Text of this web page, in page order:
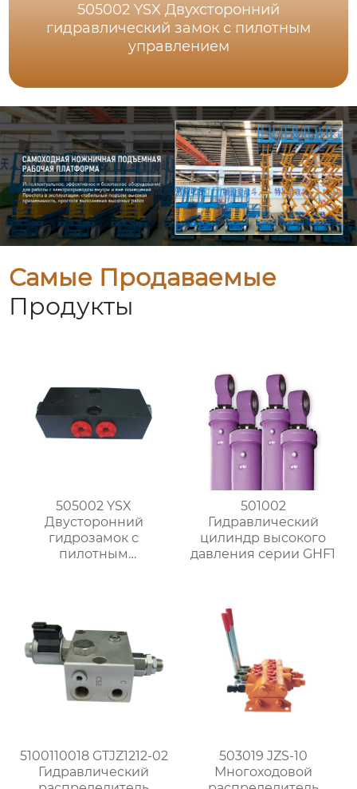
505002 YSX Двухсторонний
гидравлический замок с пилотным
управлением
Самые Продаваемые
Продукты
505002 YSX
Двусторонний
гидрозамок с
пилотным
501002
Гидравлический
цилиндр высокого
давления серии GHF1
5100110018 GTJZ1212-02
Гидравлический
503019 JZS-10
Многоходовой